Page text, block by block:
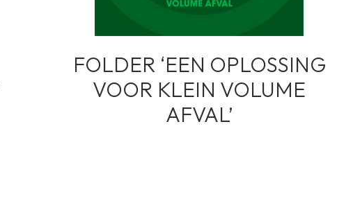
FOLDER ‘EEN OPLOSSING
VOOR KLEIN VOLUME
AFVAL’